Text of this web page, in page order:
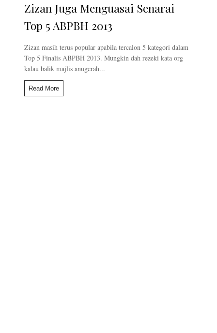
Zizan Juga Menguasai Senarai
Top 5 ABPBH 2013
Zizan masih terus popular apabila tercalon 5 kategori dalam
Top 5 Finalis ABPBH 2013. Mungkin dah rezeki kata org
kalau balik majlis anugerah...
Read More